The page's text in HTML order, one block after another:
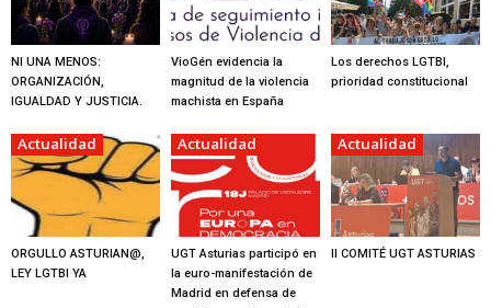
NI UNA MENOS:
ORGANIZACIÓN,
IGUALDAD Y JUSTICIA.
VioGén evidencia la
magnitud de la violencia
machista en España
Los derechos LGTBI,
prioridad constitucional
Actualidad
ORGULLO ASTURIAN@,
LEY LGTBI YA
Actualidad
UGT Asturias participó en
la euro-manifestación de
Madrid en defensa de
Actualidad
II COMITÉ UGT ASTURIAS